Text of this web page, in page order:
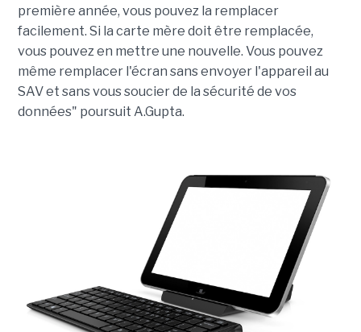
première année, vous pouvez la remplacer
facilement. Si la carte mère doit être remplacée,
vous pouvez en mettre une nouvelle. Vous pouvez
même remplacer l'écran sans envoyer l'appareil au
SAV et sans vous soucier de la sécurité de vos
données" poursuit A.Gupta.